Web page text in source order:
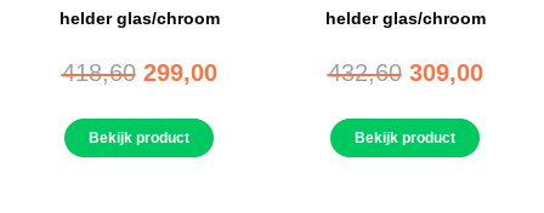
helder glas/chroom
418,60 299,00
Bekijk product
helder glas/chroom
432,60 309,00
Bekijk product